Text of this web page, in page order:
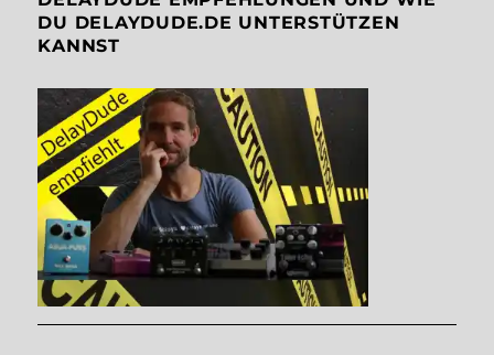
DU DELAYDUDE.DE UNTERSTÜTZEN
KANNST